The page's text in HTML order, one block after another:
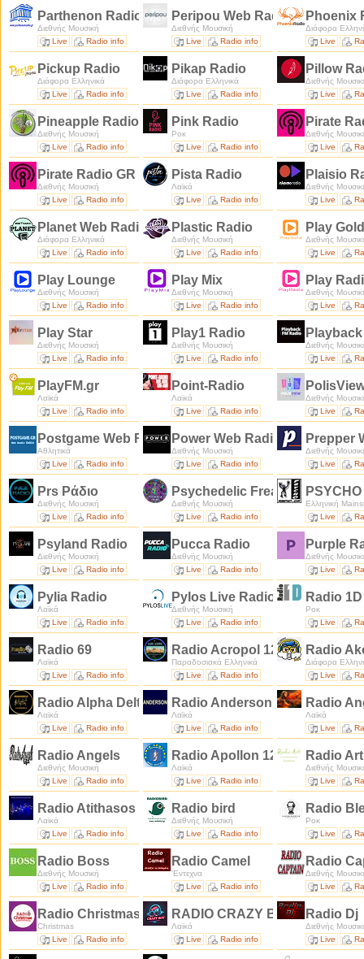
Parthenon Radio
Διεθνής Μουσική
Live
Radio info
Peripou Web Radio
Διεθνής Μουσική
Live
Radio info
Phoenix
Διάφορα
Live
Pickup Radio
Διάφορα Ελληνικά
Live
Radio info
Pikap Radio
Διάφορα Ελληνικά
Live
Radio info
Pillow
Διεθνής
Live
Pineapple Radio
Διεθνής Μουσική
Live
Radio info
Pink Radio
Ροκ
Live
Radio info
Pirate
Διεθνής
Live
Pirate Radio GR - Mood Vibes
Διεθνής Μουσική
Live
Radio info
Pista Radio
Λαϊκά
Live
Radio info
Plaisio
Διεθνής
Live
Planet Web Radio
Διάφορα Ελληνικά
Live
Radio info
Plastic Radio
Διεθνής Μουσική
Live
Radio info
Play
Διεθνής
Live
Play Lounge
Διεθνής Μουσική
Live
Radio info
Play Mix
Διεθνής Μουσική
Live
Radio info
Play
Διεθνής
Live
Play Star
Διεθνής Μουσική
Live
Radio info
Play1 Radio
Διεθνής Μουσική
Live
Radio info
Διεθνής
Live
PlayFM.gr
Λαϊκά
Live
Radio info
Point-Radio
Λαϊκά
Live
Radio info
Διεθνής
Live
Postgame Web Radio
Αθλητικά
Live
Radio info
Power Web Radio
Διεθνής Μουσική
Live
Radio info
Prepper
Διεθνής
Live
Prs Ράδιο
Διεθνής Μουσική
Live
Radio info
Psychedelic Freaks Radio
Διεθνής Μουσική
Live
Radio info
Ελληνική
Live
Psyland Radio
Διεθνής Μουσική
Live
Radio info
Pucca Radio
Διεθνής Μουσική
Live
Radio info
Purple
Διεθνής
Live
Pylia Radio
Λαϊκά
Live
Radio info
Pylos Live Radio
Διεθνής Μουσική
Live
Radio info
Radio
Ροκ
Live
Radio 69
Λαϊκά
Live
Radio info
Radio Acropol 1242 Am Mw
Παραδοσιακά Ελληνικά
Live
Radio info
Radio
Διάφορα
Live
Radio Alpha Delta 1359 Am Mw Khz
Λαϊκά
Live
Radio info
Radio Anderson
Λαϊκά
Live
Radio info
Radio
Λαϊκά
Live
Radio Angels
Διεθνής Μουσική
Live
Radio info
Radio Apollon 1242 Am Mw
Λαϊκά
Live
Radio info
Radio
Διεθνής
Live
Radio Atithasos
Λαϊκά
Live
Radio info
Radio bird
Διεθνής Μουσική
Live
Radio info
Radio
Ροκ
Live
Radio Boss
Διεθνής Μουσική
Live
Radio info
Radio Camel
'Εντεχνα
Live
Radio info
Radio
Διεθνής
Live
Radio Christmas
Christmas
Live
Radio info
RADIO CRAZY BOY
Λαϊκά
Live
Radio info
Radio Dj
Διεθνής
Live